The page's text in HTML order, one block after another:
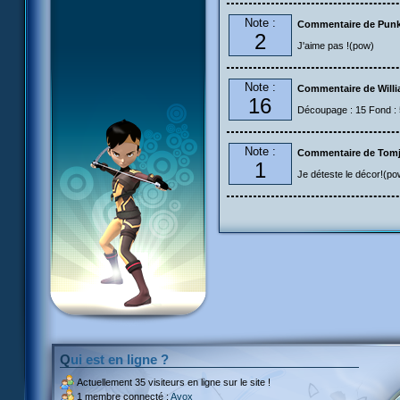
Note :
2
Commentaire de
J'aime pas !(pow)
Note :
16
Commentaire de
Découpage : 15 Fond
Note :
1
Commentaire de
Je déteste le
Qui est en ligne ?
Actuellement 35 visiteurs en ligne sur le site !
1 membre connecté :Avox